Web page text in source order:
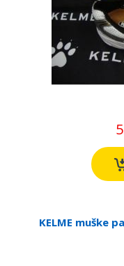
KELME muške